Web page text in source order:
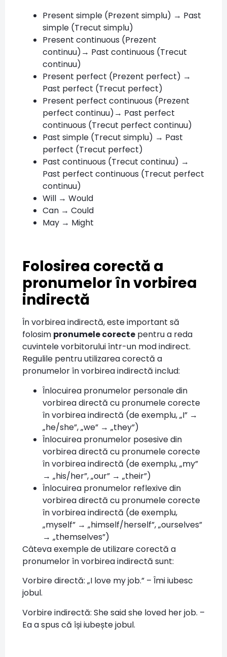
Present simple (Prezent simplu) → Past
simple (Trecut simplu)
Present continuous (Prezent
continuu)→ Past continuous (Trecut
continuu)
Present perfect (Prezent perfect) →
Past perfect (Trecut perfect)
Present perfect continuous (Prezent
perfect continuu)→ Past perfect
continuous (Trecut perfect continuu)
Past simple (Trecut simplu) → Past
perfect (Trecut perfect)
Past continuous (Trecut continuu) →
Past perfect continuous (Trecut perfect
continuu)
Will → Would
Can → Could
May → Might
Folosirea corectă a
pronumelor în vorbirea
indirectă
În vorbirea indirectă, este important să
folosim pronumele corecte pentru a reda
cuvintele vorbitorului într-un mod indirect.
Regulile pentru utilizarea corectă a
pronumelor în vorbirea indirectă includ:
Înlocuirea pronumelor personale din
vorbirea directă cu pronumele corecte
în vorbirea indirectă (de exemplu, „I” →
„he/she”, „we” → „they”)
Înlocuirea pronumelor posesive din
vorbirea directă cu pronumele corecte
în vorbirea indirectă (de exemplu, „my”
→ „his/her”, „our” → „their”)
Înlocuirea pronumelor reflexive din
vorbirea directă cu pronumele corecte
în vorbirea indirectă (de exemplu,
„myself” → „himself/herself”, „ourselves”
→ „themselves”)
Câteva exemple de utilizare corectă a
pronumelor în vorbirea indirectă sunt:
Vorbire directă: „I love my job.” – Îmi iubesc
jobul.
Vorbire indirectă: She said she loved her job. –
Ea a spus că își iubește jobul.